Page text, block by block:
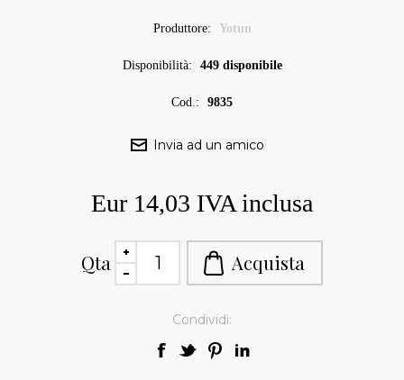
Produttore: Yotun
Disponibilità: 449 disponibile
Cod.: 9835
Eur 14,03 IVA inclusa
Qta
Condividi: